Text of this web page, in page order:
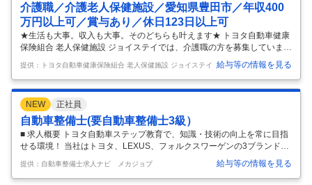
介護職／介護老人保健施設／愛知県豊田市／年収400
万円以上可／賞与あり／休日123日以上可
★生活も大事。収入も大事。そのどちらも叶えます★ トヨタ自動車健康
保険組合 老人保健施設 ジョイステイでは、介護職の方を募集していま
す！ 【こだわりのポイント】 ◆ 評価制度が整っているため無理なく頑
張り次第で収入アップ！ ◆ 未経験◎ 研修が充実した現場で利用者様と
丁寧に寄り添えます。 ◆ 新人を一人にしない体制です。できることから
一緒に進めます。 ◆ 不安は"その日"のうちに相談できる雰囲気です。 ◆
チームで支える文化。声を掛け合う環境です。 ◆ 成長を実感できる現場
で、経験幅が自然に広がります。 ◆ 日勤のみ／夜勤回数の相談OK。 ◆
残業は少なめ、予定が崩れにくくワークバランス◎ ※…
提供：トヨタ自動車健康保険組合 老人保健施設 ジョイステイ 給与等の情報を見る
NEW 正社員
自動車整備士(要自動車整備士3級）
■ 求人概要 トヨタ自動車ステップ教育で、知識・技術の向上を常に目指
せる環境！ 当社はトヨタ、LEXUS、フォルクスワーゲンの3ブランドを
取扱う企業です。 高知県下に10店舗を展開し、創業77年の歴史のなか
で、サービス技術の向上に特に力を入れてきました。 今回募集する整備
部門は、当社の事業を支える柱と言える存在です。 社会的に安全性への
提供：自動車整備士求人ナビ メカジョブ 給与等の情報を見る